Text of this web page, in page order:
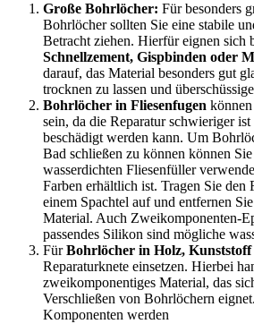
Große Bohrlöcher: Für besonders
Bohrlöcher sollten Sie eine stabile
Betracht ziehen. Hierfür eignen sich
Schnellzement, Gispbinden oder
darauf, das Material besonders gut
trocknen zu lassen und
Bohrlöcher in Fliesenfugen
sein, da die Reparatur schwieriger
beschädigt werden kann. Um
Bad schließen zu können können
wasserdichten Fliesenfüller
Farben erhältlich ist. Tragen Sie
einem Spachtel auf und entfernen
Material. Auch Zweikomponenten-
passendes Silikon sind mögliche
FürBohrlöcher in Holz,
Reparaturknete einsetzen. Hierbei
zweikomponentiges Material, das
Verschließen von Bohrlöchern
Komponenten werden